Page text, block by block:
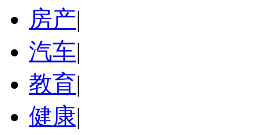
房产|
汽车|
教育|
健康|